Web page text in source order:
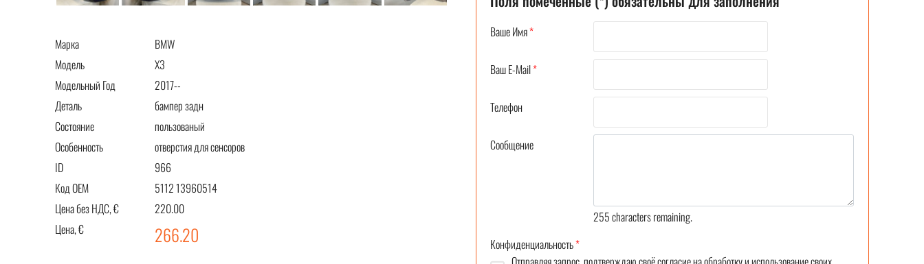
Марка
BMW
Модель
X3
Модельный Год
2017--
Деталь
бампер задн
Состояние
пользованый
Особенность
отверстия для сенсоров
ID
966
Код OEM
5112 13960514
Цена без НДС, €
220.00
Цена, €
266.20
Ваше Имя*
Ваш E-Mail*
Телефон
Сообщение
255characters remaining.
Конфиденциальность*